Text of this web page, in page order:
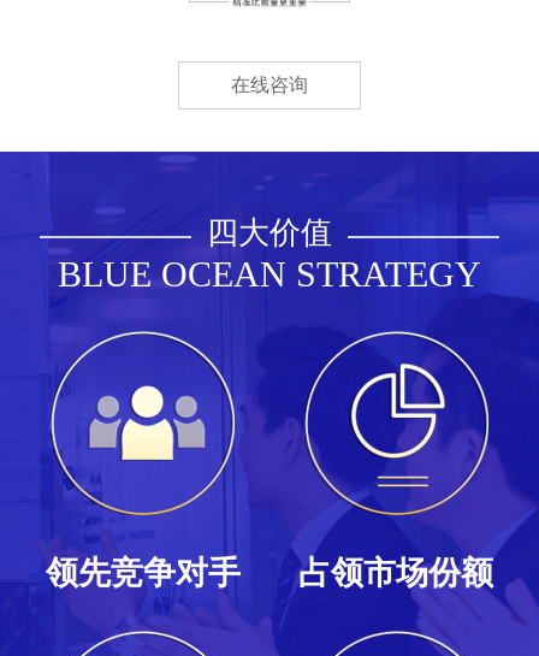
在线咨询
四大价值
BLUE OCEAN STRATEGY
领先竞争对手 占领市场份额